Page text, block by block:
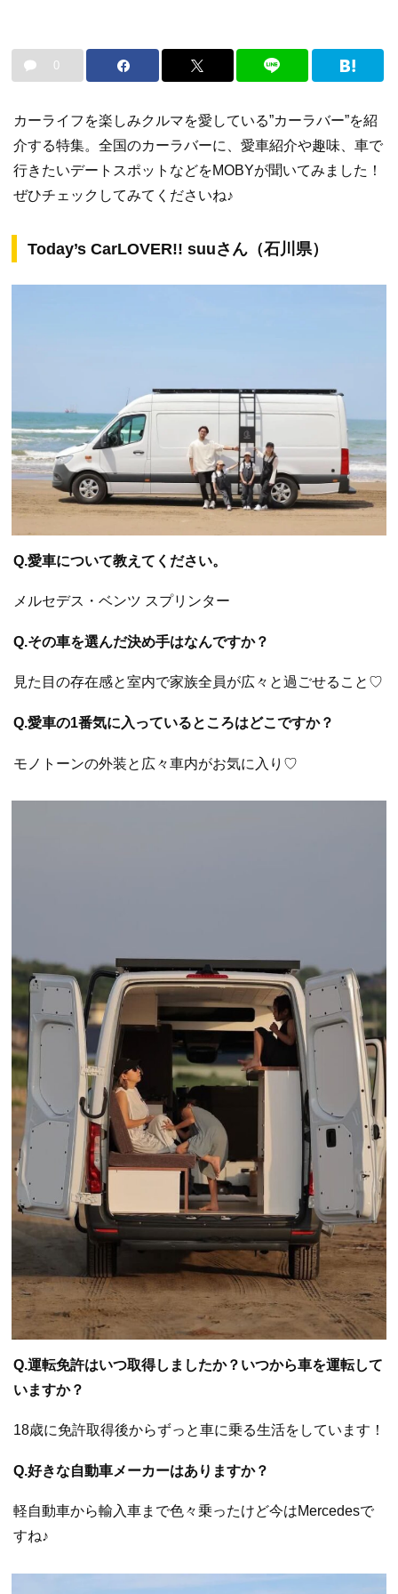
0
カーライフを楽しみクルマを愛している”カーラバー”を紹
介する特集。全国のカーラバーに、愛車紹介や趣味、車で
行きたいデートスポットなどをMOBYが聞いてみました！
ぜひチェックしてみてくださいね♪
Today’s CarLOVER!! suuさん（石川県）
Q.愛車について教えてください。
メルセデス・ベンツ スプリンター
Q.その車を選んだ決め手はなんですか？
見た目の存在感と室内で家族全員が広々と過ごせること♡
Q.愛車の1番気に入っているところはどこですか？
モノトーンの外装と広々車内がお気に入り♡
Q.運転免許はいつ取得しましたか？いつから車を運転して
いますか？
18歳に免許取得後からずっと車に乗る生活をしています！
Q.好きな自動車メーカーはありますか？
軽自動車から輸入車まで色々乗ったけど今はMercedesで
すね♪